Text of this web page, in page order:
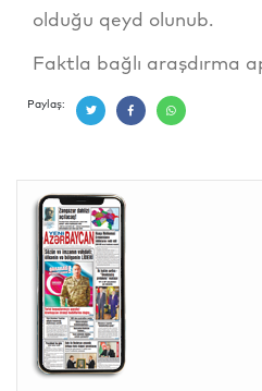
olduğu qeyd olunub.
Faktla bağlı araşdırma
Paylaş: